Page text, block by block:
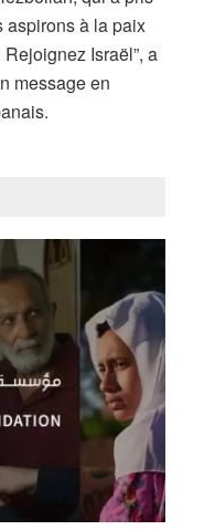
à la paix
Israël”, a
message en